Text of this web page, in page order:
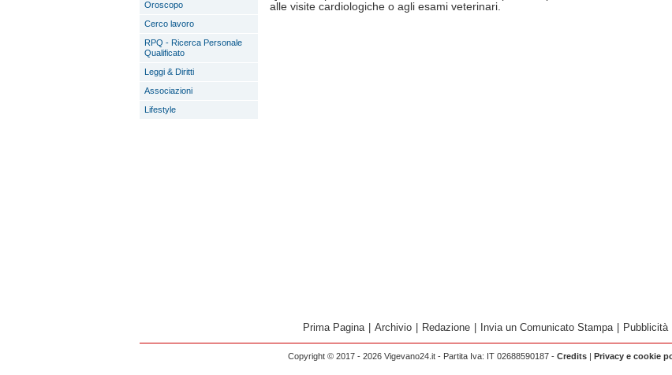
Oroscopo
Cerco lavoro
RPQ - Ricerca Personale
Qualificato
Leggi & Diritti
Associazioni
Lifestyle
alle visite cardiologiche o agli esami veterinari.
Prima Pagina Archivio Redazione Invia un Comunicato Stampa Pubblicità
Copyright © 2017 - 2026 Vigevano24.it - Partita Iva: IT 02688590187 - Credits | Privacy e cookie